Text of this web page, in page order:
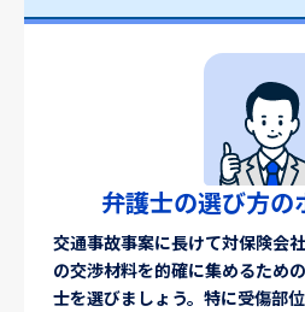
弁護士の選び方の
交通事故事案に長けて対保険会
の交渉材料を的確に集めるため
士を選びましょう。特に受傷部